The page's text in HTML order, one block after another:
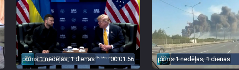
pirms 1 nedēļas, 1 dienas 00:01:56 pirms 1 nedēļas, 1 dienas